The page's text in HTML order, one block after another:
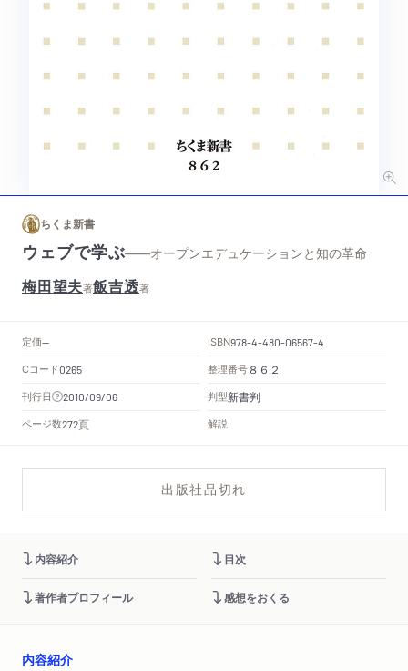
ちくま新書
ウェブで学ぶ——オープンエデュケーションと知の革命
梅田望夫著飯吉透著
定価-- ISBN978-4-480-06567-4
Cコード0265 整理番号 ８６２
刊行日 2010/09/06 判型新書判
ページ数272頁 解説
出版社品切れ
内容紹介 目次
著作者プロフィール 感想をおくる
内容紹介